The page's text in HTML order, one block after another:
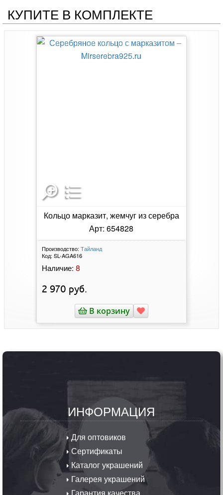
КУПИТЕ В КОМПЛЕКТЕ
Кольцо марказит, жемчуг из серебра
Арт: 654828
Производство: Тайланд
Код: SL-AGA616
Наличие: 8
2 970 руб.
В корзину
ИНФОРМАЦИЯ
Для оптовиков
Сертификаты
Каталог украшений
Галерея украшений